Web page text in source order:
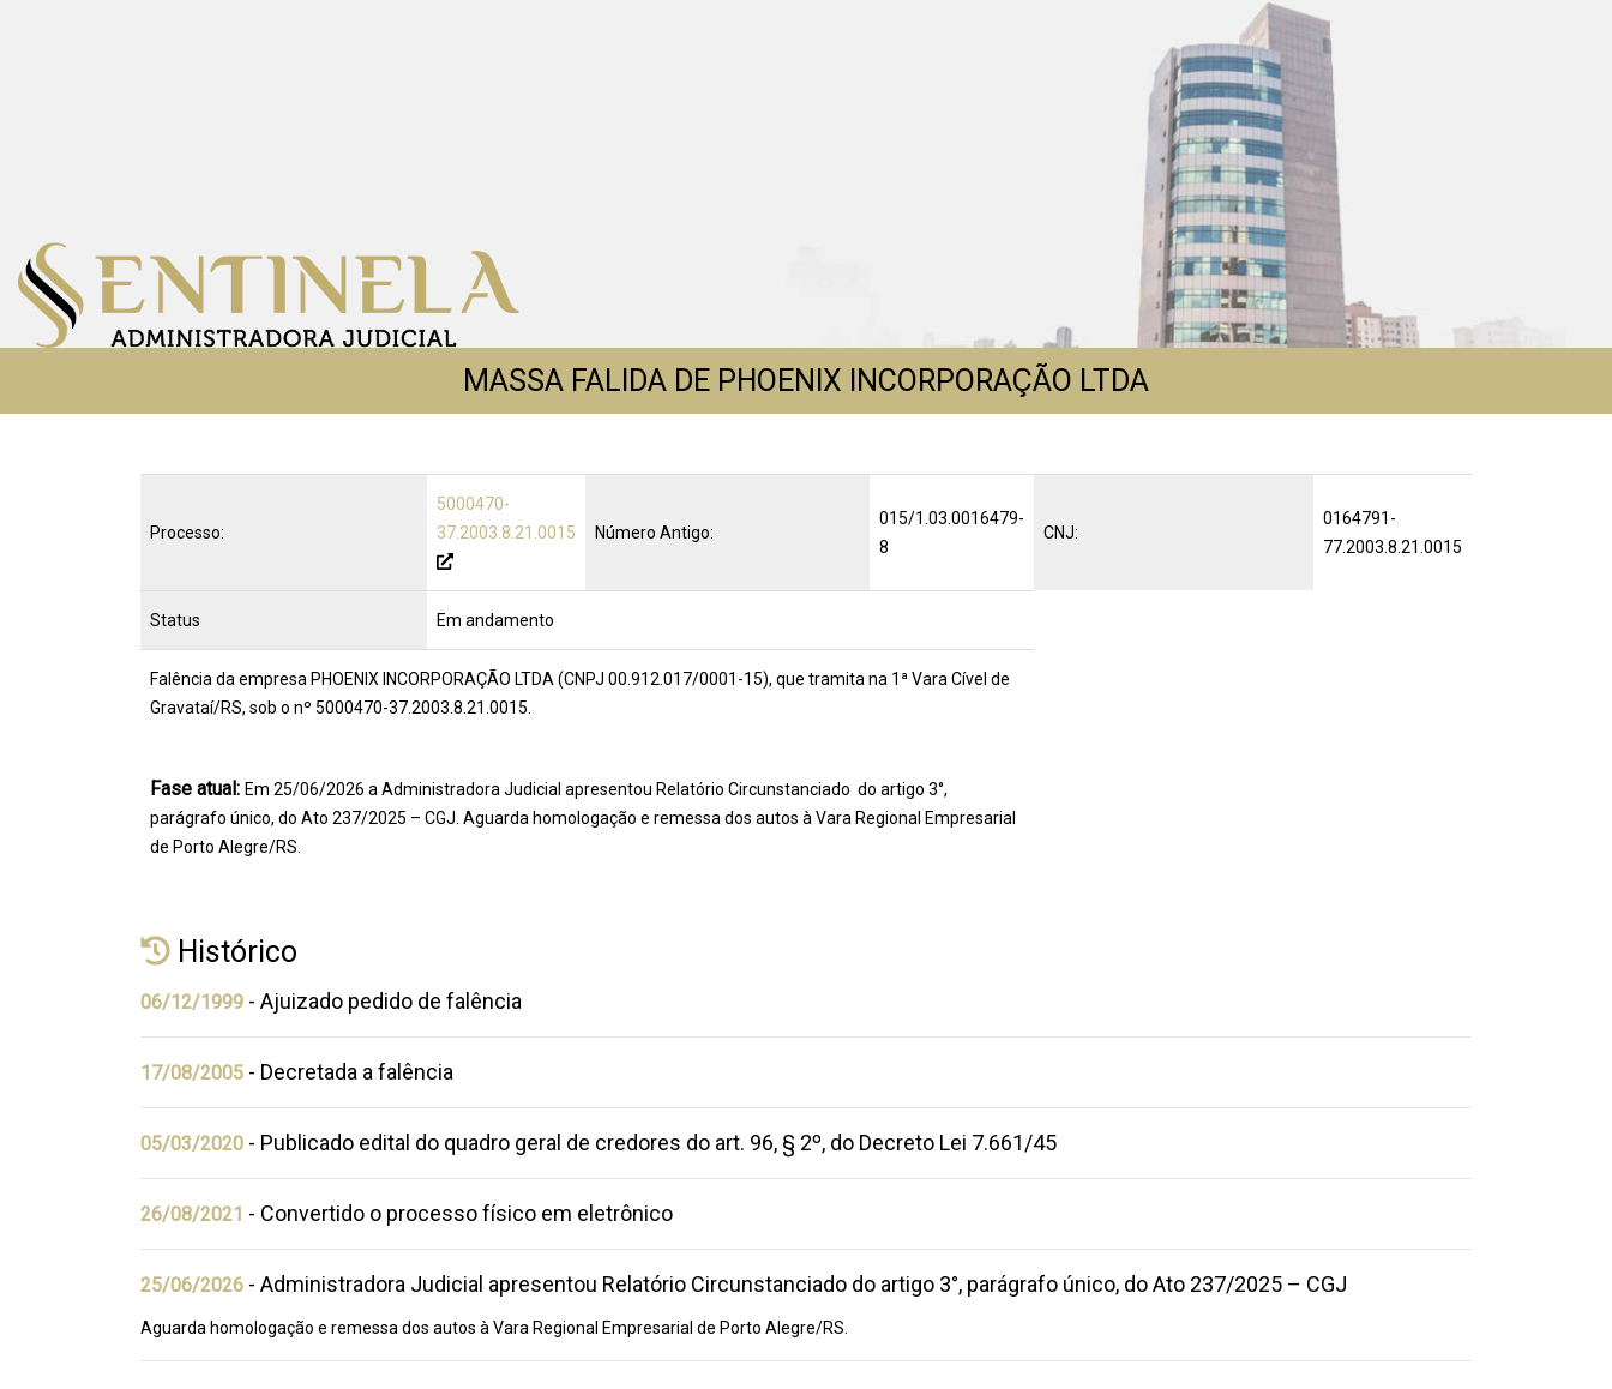
MASSA FALIDA DE PHOENIX INCORPORAÇÃO LTDA
Processo:
5000470-
37.2003.8.21.0015
Número Antigo:
015/1.03.0016479-
8
CNJ:
0164791-
77.2003.8.21.0015
Status Em andamento
Falência da empresa PHOENIX INCORPORAÇÃO LTDA (CNPJ 00.912.017/0001-15), que tramita na 1ª Vara Cível de
Gravataí/RS, sob o nº 5000470-37.2003.8.21.0015.
Fase atual: Em 25/06/2026 a Administradora Judicial apresentou Relatório Circunstanciado do artigo 3°,
parágrafo único, do Ato 237/2025 – CGJ. Aguarda homologação e remessa dos autos à Vara Regional Empresarial
de Porto Alegre/RS.
Histórico
06/12/1999 - Ajuizado pedido de falência
17/08/2005 - Decretada a falência
05/03/2020 - Publicado edital do quadro geral de credores do art. 96, § 2º, do Decreto Lei 7.661/45
26/08/2021 - Convertido o processo físico em eletrônico
25/06/2026 - Administradora Judicial apresentou Relatório Circunstanciado do artigo 3°, parágrafo único, do Ato 237/2025 – CGJ
Aguarda homologação e remessa dos autos à Vara Regional Empresarial de Porto Alegre/RS.